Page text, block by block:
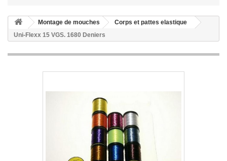
Montage de mouches
Corps et pattes elastique
Uni-Flexx 15 VGS. 1680 Deniers